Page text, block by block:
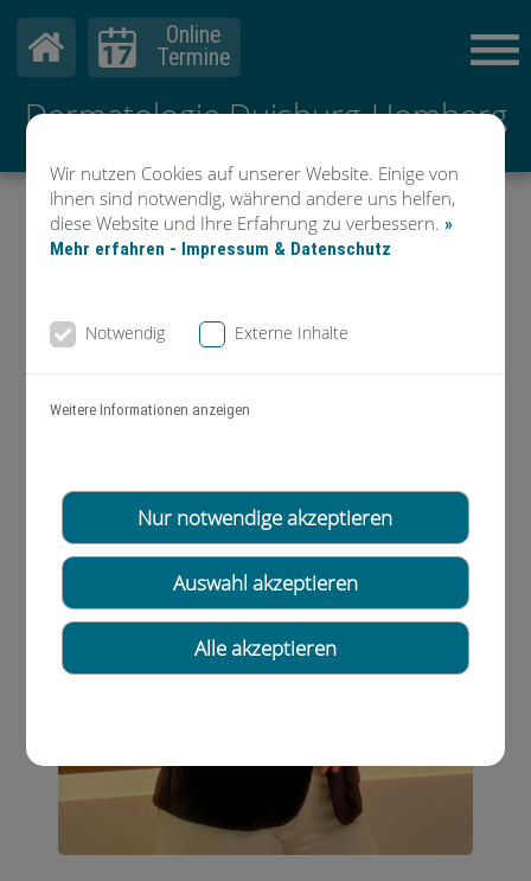
Wir nutzen Cookies auf unserer Website. Einige von
ihnen sind notwendig, während andere uns helfen,
diese Website und Ihre Erfahrung zu verbessern.»
Mehr erfahren - Impressum & Datenschutz
Notwendig Externe Inhalte
Weitere Informationen anzeigen
Nur notwendige akzeptieren
Auswahl akzeptieren
Alle akzeptieren
Online
Termine
Dermatologie Duisburg-Homberg